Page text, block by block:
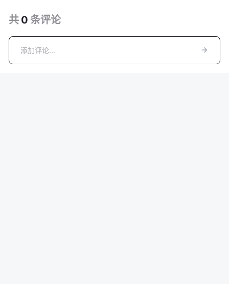
共 0 条评论